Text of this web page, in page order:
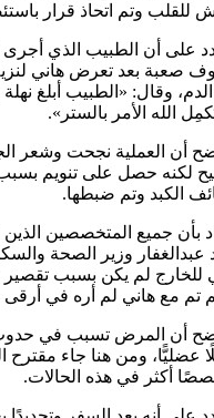
للقلب وتم اتحاذ قرار
على أن الطبيب الذي أجرى
وقال: «الطبيب أبلغ
الله الأمر بالستر».
أن العملية نجحت وشعر
لكنه حصل على تنويم
الكبد وتم ضبطها.
بأن جميع المتخصصين
عبدالغفار وزير الصحة
للخارج لم يكن بسبب تقصير
تم مع هاني لم أره في
أن المرض تسبب في حدوث
عضليًّا، ومن هنا جاء
أكثر في هذه الحالات.